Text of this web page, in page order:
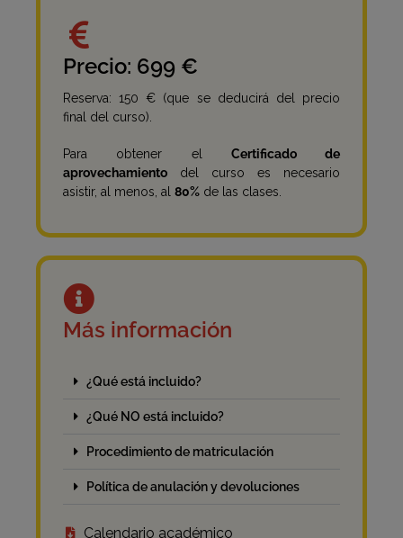
Precio: 699 €
Reserva: 150 € (que se deducirá del precio
final del curso).
Para obtener el Certificado de
aprovechamiento del curso es necesario
asistir, al menos, al 80% de las clases.
Más información
¿Qué está incluido?
¿Qué NO está incluido?
Procedimiento de matriculación
Política de anulación y devoluciones
Calendario académico